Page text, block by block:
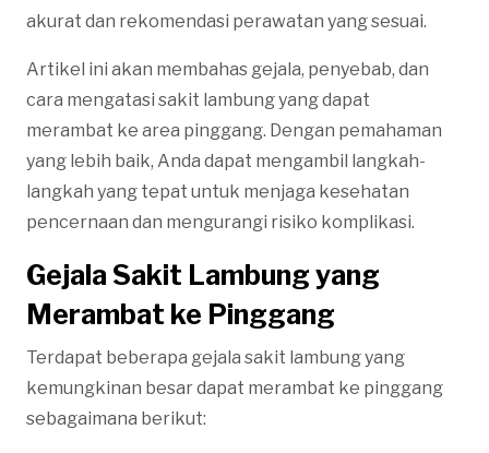
akurat dan rekomendasi perawatan yang sesuai.
Artikel ini akan membahas gejala, penyebab, dan
cara mengatasi sakit lambung yang dapat
merambat ke area pinggang. Dengan pemahaman
yang lebih baik, Anda dapat mengambil langkah-
langkah yang tepat untuk menjaga kesehatan
pencernaan dan mengurangi risiko komplikasi.
Gejala Sakit Lambung yang
Merambat ke Pinggang
Terdapat beberapa gejala sakit lambung yang
kemungkinan besar dapat merambat ke pinggang
sebagaimana berikut: